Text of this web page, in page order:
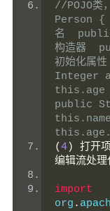
//POJO类
Person
名
构造器
初始化属
Integer
this.age
public
(4) 打开
编辑流处理
import
org .